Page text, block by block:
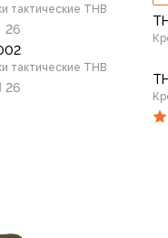
тактические THB
26
тактические THB
26